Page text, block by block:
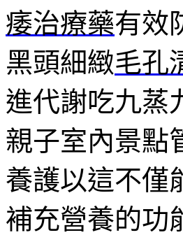
痿治療藥有效
黑頭細緻毛孔
進代謝吃九蒸
親子室內景點
養護以這不僅
補充營養的功